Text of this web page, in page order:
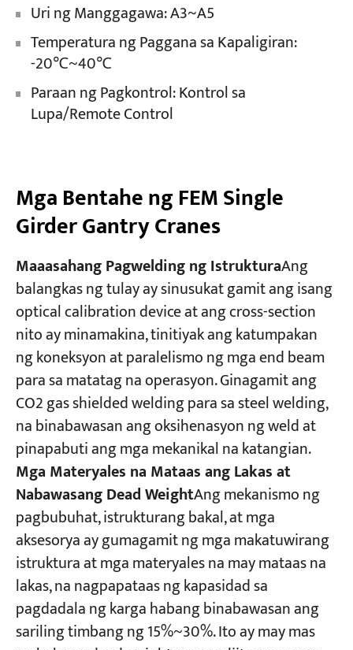
Uri ng Manggagawa: A3~A5
Temperatura ng Paggana sa Kapaligiran:
-20℃~40℃
Paraan ng Pagkontrol: Kontrol sa
Lupa/Remote Control
Mga Bentahe ng FEM Single
Girder Gantry Cranes
Maaasahang Pagwelding ng IstrukturaAng
balangkas ng tulay ay sinusukat gamit ang isang
optical calibration device at ang cross-section
nito ay minamakina, tinitiyak ang katumpakan
ng koneksyon at paralelismo ng mga end beam
para sa matatag na operasyon. Ginagamit ang
CO2 gas shielded welding para sa steel welding,
na binabawasan ang oksihenasyon ng weld at
pinapabuti ang mga mekanikal na katangian.
Mga Materyales na Mataas ang Lakas at
Nabawasang Dead WeightAng mekanismo ng
pagbubuhat, istrukturang bakal, at mga
aksesorya ay gumagamit ng mga makatuwirang
istruktura at mga materyales na may mataas na
lakas, na nagpapataas ng kapasidad sa
pagdadala ng karga habang binabawasan ang
sariling timbang ng 15%~30%. Ito ay may mas